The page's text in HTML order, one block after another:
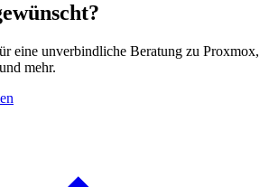
eine unverbindliche Beratung zu Proxmox,
mehr.